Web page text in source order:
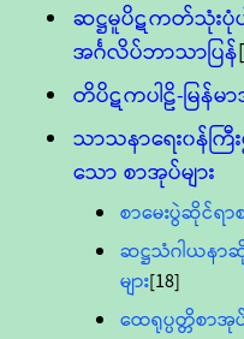
ဆဋ္ဌမူပိဋကတ်သုံးပုံ
အင်္ဂလိပ်ဘာသာပြန်
တိပိဋကပါဠိ-မြန်မ
သာသနာရေး၀န်က
သော စာအုပ်များ
စာမေးပွဲဆိုင်ရာ
ဆဋ္ဌသံဂါယနာ
များ[18]
ထေရုပ္ပတ္တိစာအုပ်